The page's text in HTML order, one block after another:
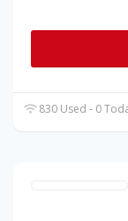
830 Used - 0